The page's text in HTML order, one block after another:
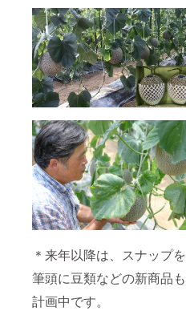
＊来年以降は、スナップを
筆頭に豆類などの新商品も
計画中です。